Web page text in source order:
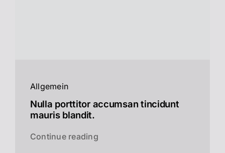
Allgemein
Nulla porttitor accumsan tincidunt
mauris blandit.
Continue reading